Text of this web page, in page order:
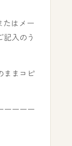
たはメー
入のう
ままコピ
ーーーー